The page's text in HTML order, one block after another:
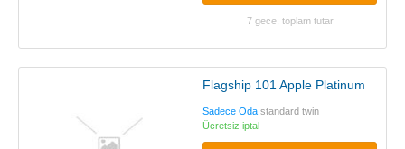
7 gece, toplam tutar
Flagship 101 Apple Platinum
Sadece Oda standard twin
Ücretsiz iptal